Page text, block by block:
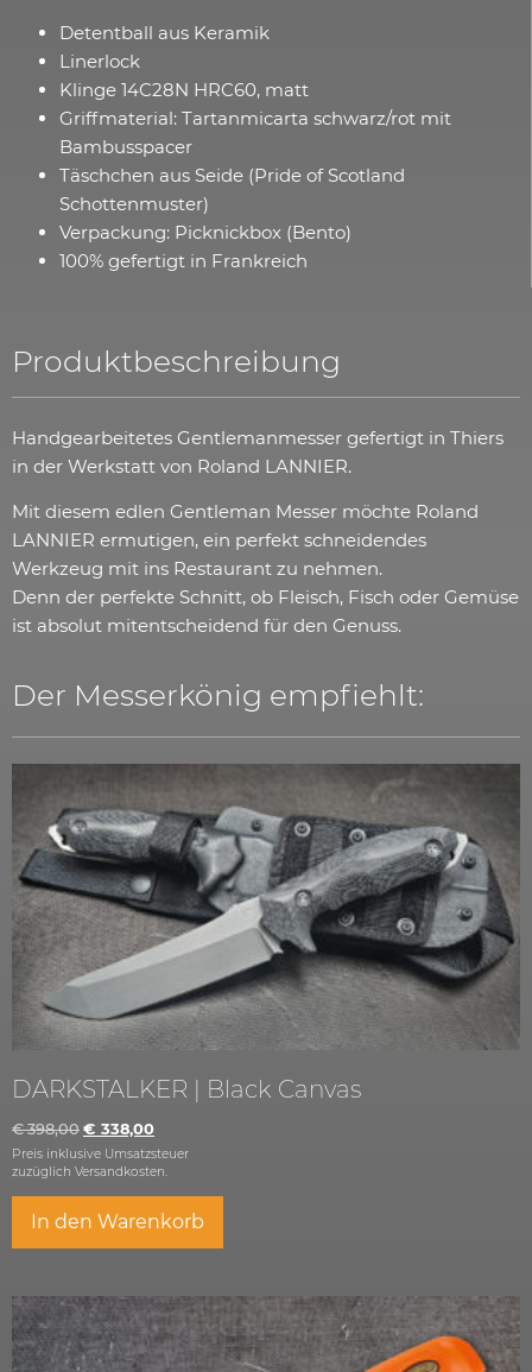
Detentball aus Keramik
Linerlock
Klinge 14C28N HRC60, matt
Griffmaterial: Tartanmicarta schwarz/rot mit
Bambusspacer
Täschchen aus Seide (Pride of Scotland
Schottenmuster)
Verpackung: Picknickbox (Bento)
100% gefertigt in Frankreich
Produktbeschreibung
Handgearbeitetes Gentlemanmesser gefertigt in Thiers
in der Werkstatt von Roland LANNIER.
Mit diesem edlen Gentleman Messer möchte Roland
LANNIER ermutigen, ein perfekt schneidendes
Werkzeug mit ins Restaurant zu nehmen.
Denn der perfekte Schnitt, ob Fleisch, Fisch oder Gemüse
ist absolut mitentscheidend für den Genuss.
Der Messerkönig empfiehlt:
DARKSTALKER | Black Canvas
€398,00 € 338,00
Preis inklusive Umsatzsteuer
zuzüglich Versandkosten.
In den Warenkorb